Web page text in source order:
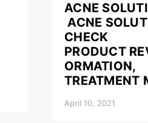
ACNE
ACNE
CHECK
PRODUCT
ORMATION,
TREATMENT
April 10, 2021